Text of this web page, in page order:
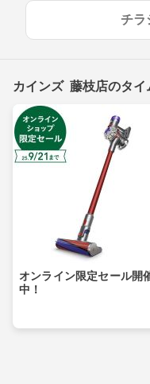
チラ
カインズ 藤枝店のタイ
オンライン限定セール開
中！